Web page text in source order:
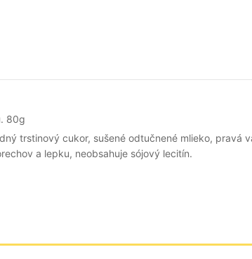
80g
trstinový cukor, sušené odtučnené mlieko, pravá
a lepku, neobsahuje sójový lecitín.